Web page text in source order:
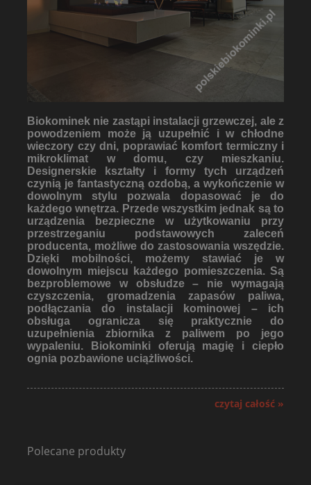
Biokominek nie zastąpi instalacji grzewczej, ale z
powodzeniem może ją uzupełnić i w chłodne
wieczory czy dni, poprawiać komfort termiczny i
mikroklimat w domu, czy mieszkaniu.
Designerskie kształty i formy tych urządzeń
czynią je fantastyczną ozdobą, a wykończenie w
dowolnym stylu pozwala dopasować je do
każdego wnętrza. Przede wszystkim jednak są to
urządzenia bezpieczne w użytkowaniu przy
przestrzeganiu podstawowych zaleceń
producenta, możliwe do zastosowania wszędzie.
Dzięki mobilności, możemy stawiać je w
dowolnym miejscu każdego pomieszczenia. Są
bezproblemowe w obsłudze – nie wymagają
czyszczenia, gromadzenia zapasów paliwa,
podłączania do instalacji kominowej – ich
obsługa ogranicza się praktycznie do
uzupełnienia zbiornika z paliwem po jego
wypaleniu. Biokominki oferują magię i ciepło
ognia pozbawione uciążliwości.
czytaj całość »
Polecane produkty